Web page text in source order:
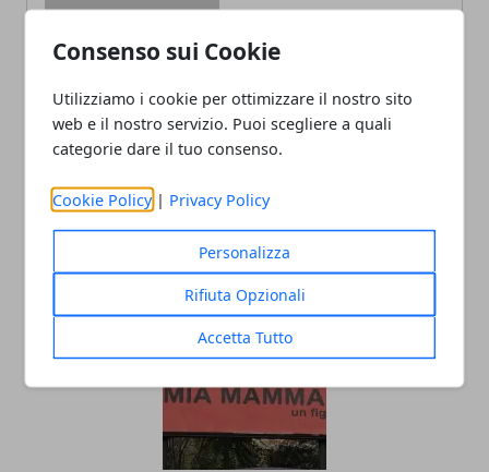
Consenso sui Cookie
Utilizziamo i cookie per ottimizzare il nostro sito
web e il nostro servizio. Puoi scegliere a quali
categorie dare il tuo consenso.
Cookie Policy | Privacy Policy
Personalizza
Rifiuta Opzionali
Accetta Tutto
Redazione